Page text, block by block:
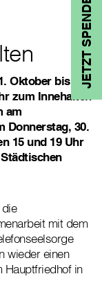
JETZT SPENDEN
Oktober bis 3.
zum Innehalten
am
Donnerstag, 30.
15 und 19 Uhr
mit dem
wieder einen
Hauptfriedhof in